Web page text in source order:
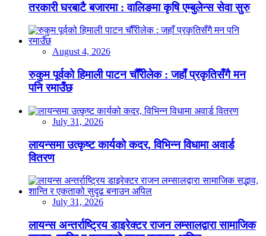
तरकारी घरबाटै बजारमा : वालिङमा कृषि एम्बुलेन्स सेवा सुरु
August 4, 2026
रुकुम पूर्वको हिमाली पाटन चौँरीलेक : जहाँ प्रकृतिसँगै मन
पनि रमाउँछ
July 31, 2026
लायन्समा उत्कृष्ट कार्यको कदर, विभिन्न विधामा अवार्ड
वितरण
July 31, 2026
लायन्स अन्तर्राष्ट्रिय डाइरेक्टर राजन लम्सालद्वारा सामाजिक